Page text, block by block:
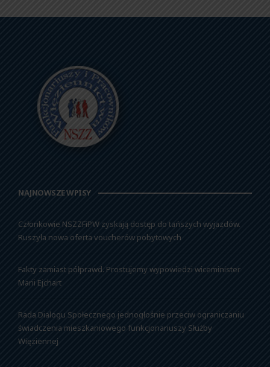
NAJNOWSZE WPISY
Członkowie NSZZFiPW zyskają dostęp do tańszych wyjazdów.
Ruszyła nowa oferta voucherów pobytowych
Fakty zamiast półprawd. Prostujemy wypowiedzi wiceminister
Marii Ejchart
Rada Dialogu Społecznego jednogłośnie przeciw ograniczaniu
świadczenia mieszkaniowego funkcjonariuszy Służby
Więziennej